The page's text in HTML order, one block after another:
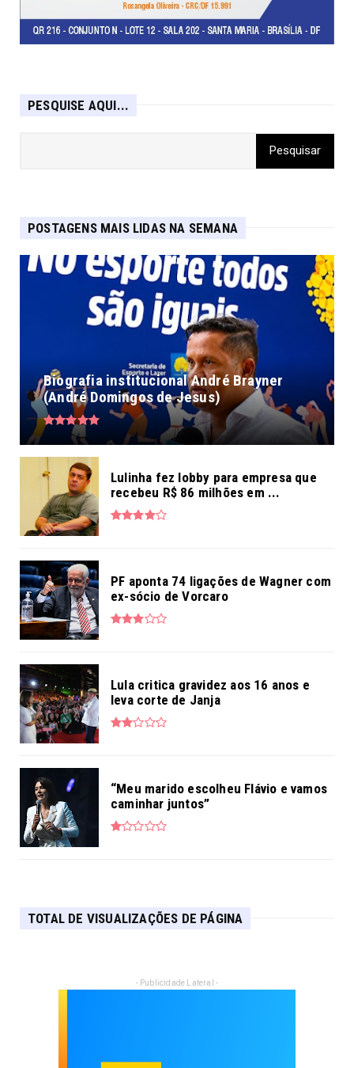
PESQUISE AQUI...
POSTAGENS MAIS LIDAS NA SEMANA
Biografia institucional André Brayner
(André Domingos de Jesus)
Lulinha fez lobby para empresa que
recebeu R$ 86 milhões em ...
PF aponta 74 ligações de Wagner com
ex-sócio de Vorcaro
Lula critica gravidez aos 16 anos e
leva corte de Janja
“Meu marido escolheu Flávio e vamos
caminhar juntos”
TOTAL DE VISUALIZAÇÕES DE PÁGINA
- Publicidade Lateral -